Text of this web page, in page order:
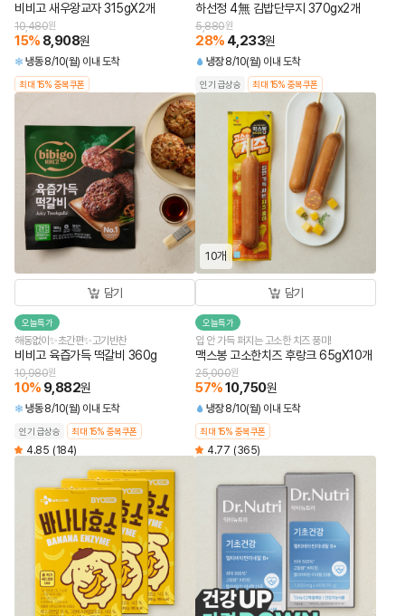
비비고 새우왕교자 315gX2개
10,480원
15% 8,908원
냉동 8/10(월) 이내 도착
최대 15% 중복쿠폰
하선정 4無 김밥단무지 370gx2개
5,880원
28% 4,233원
냉장 8/10(월) 이내 도착
인기 급상승 최대 15% 중복쿠폰
담기
오늘특가
해동없이✨초간편✨고기반찬
비비고 육즙가득 떡갈비 360g
10,980원
10% 9,882원
냉동 8/10(월) 이내 도착
인기 급상승 최대 15% 중복쿠폰
4.85 (184)
10개
담기
오늘특가
입 안 가득 퍼지는 고소한 치즈 풍미!
맥스봉 고소한치즈 후랑크 65gX10개
25,000원
57%10,750원
냉장 8/10(월) 이내 도착
최대 15% 중복쿠폰
4.77 (365)